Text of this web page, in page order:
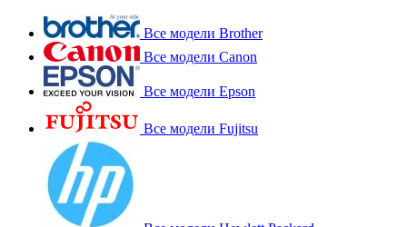
Все модели Brother
Все модели Canon
Все модели Epson
Все модели Fujitsu